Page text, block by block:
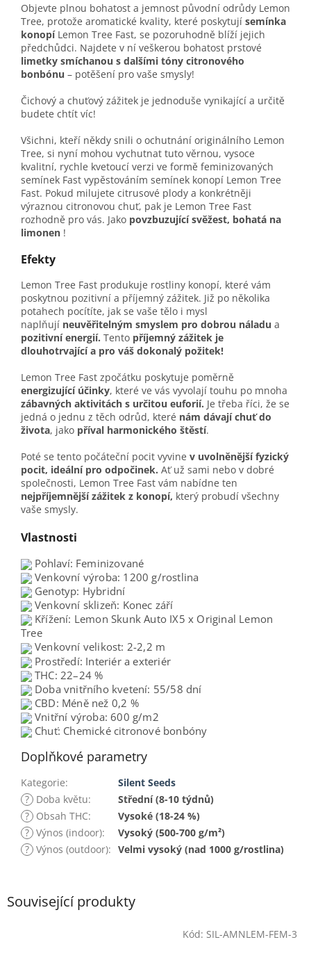
Související produkty
Kód: SIL-AMNLEM-FEM-3
Objevte plnou bohatost a jemnost původní odrůdy Lemon
Tree, protože aromatické kvality, které poskytují semínka
konopí Lemon Tree Fast, se pozoruhodně blíží jejich
předchůdci. Najdete v ní veškerou bohatost prstové
limetky smíchanou s dalšími tóny citronového
bonbónu – potěšení pro vaše smysly!
Čichový a chuťový zážitek je jednoduše vynikající a určitě
budete chtít víc!
Všichni, kteří někdy snili o ochutnání originálního Lemon
Tree, si nyní mohou vychutnat tuto věrnou, vysoce
kvalitní, rychle kvetoucí verzi ve formě feminizovaných
semínek Fast vypěstováním semínek konopí Lemon Tree
Fast. Pokud milujete citrusové plody a konkrétněji
výraznou citronovou chuť, pak je Lemon Tree Fast
rozhodně pro vás. Jako povzbuzující svěžest, bohatá na
limonen !
Efekty
Lemon Tree Fast produkuje rostliny konopí, které vám
poskytnou pozitivní a příjemný zážitek. Již po několika
potahech pocítíte, jak se vaše tělo i mysl
naplňují neuvěřitelným smyslem pro dobrou náladu a
pozitivní energií. Tento příjemný zážitek je
dlouhotrvající a pro váš dokonalý požitek!
Lemon Tree Fast zpočátku poskytuje poměrně
energizující účinky, které ve vás vyvolají touhu po mnoha
zábavných aktivitách s určitou euforií. Je třeba říci, že se
jedná o jednu z těch odrůd, které nám dávají chuť do
života, jako příval harmonického štěstí.
Poté se tento počáteční pocit vyvine v uvolněnější fyzický
pocit, ideální pro odpočinek. Ať už sami nebo v dobré
společnosti, Lemon Tree Fast vám nabídne ten
nejpříjemnější zážitek z konopí, který probudí všechny
vaše smysly.
Vlastnosti
Pohlaví: Feminizované
Venkovní výroba: 1200 g/rostlina
Genotyp: Hybridní
Venkovní sklizeň: Konec září
Křížení: Lemon Skunk Auto IX5 x Original Lemon
Tree
Venkovní velikost: 2-2,2 m
Prostředí: Interiér a exteriér
THC: 22–24 %
Doba vnitřního kvetení: 55/58 dní
CBD: Méně než 0,2 %
Vnitřní výroba:600 g/m2
Chuť: Chemické citronové bonbóny
Doplňkové parametry
Kategorie:
Silent Seeds
? Doba květu:
Střední (8-10 týdnů)
? Obsah THC:
Vysoké (18-24 %)
? Výnos (indoor):
Vysoký (500-700 g/m²)
? Výnos (outdoor): Velmi vysoký (nad 1000 g/rostlina)